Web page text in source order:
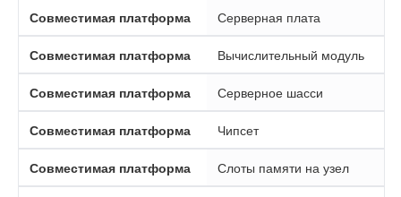
Совместимая платформа Серверная плата
Совместимая платформа Вычислительный модуль
Совместимая платформа Серверное шасси
Совместимая платформа Чипсет
Совместимая платформа Слоты памяти на узел